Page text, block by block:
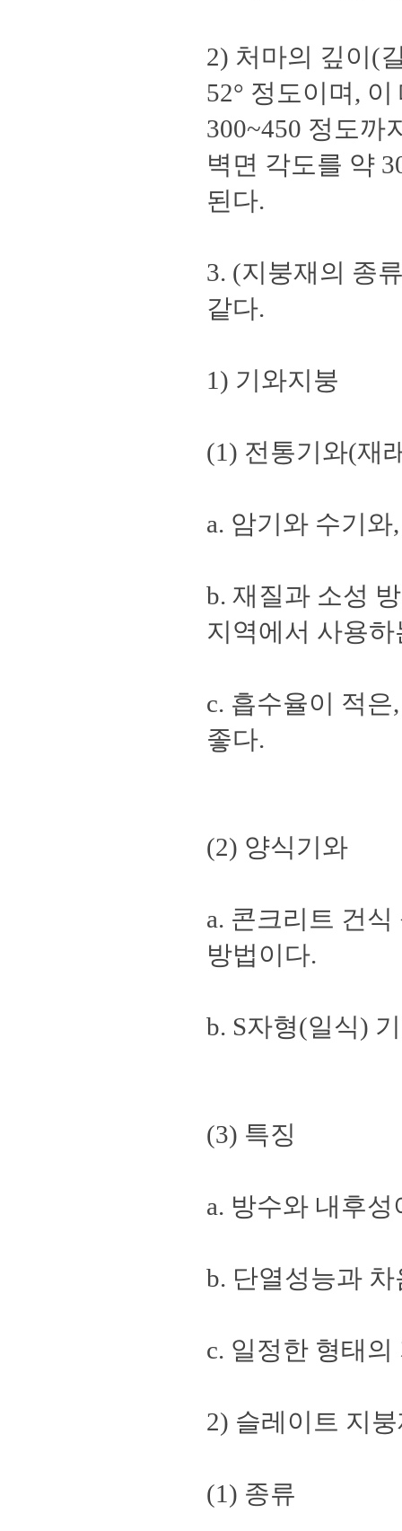
2) 처마의 깊이(
52° 정도이며,
300~450 정도까
벽면 각도를 약
된다.
3. (지붕재의 종
같다.
1) 기와지붕
(1) 전통기와(재
a. 암기와 수기
b. 재질과 소성
지역에서 사용
c. 흡수율이 적
좋다.
(2) 양식기와
a. 콘크리트 건
방법이다.
b. S자형(일식)
(3) 특징
a. 방수와 내후성
b. 단열성능과
c. 일정한 형태
2) 슬레이트 지
(1) 종류